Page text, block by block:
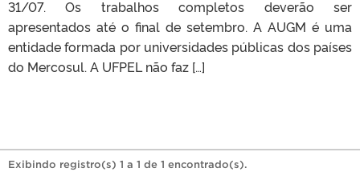
31/07. Os trabalhos completos deverão ser
apresentados até o final de setembro. A AUGM é uma
entidade formada por universidades públicas dos países
do Mercosul. A UFPEL não faz […]
Exibindo registro(s) 1 a 1 de 1 encontrado(s).